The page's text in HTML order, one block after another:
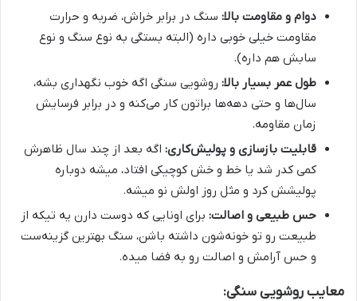
دوام و مقاومت بالا: سنگ در برابر خراش، ضربه و حرارت
مقاومت خیلی خوبی داره (البته بستگی به نوع سنگ و نوع
سابش هم داره).
طول عمر بسیار بالا: روشویی سنگی اگه خوب نگهداری بشه،
سال‌ها و حتی دهه‌ها براتون کار می‌کنه و در برابر فرسایش
زمان مقاومه.
قابلیت بازسازی و پولیش‌کاری: اگه بعد از چند سال ظاهرش
کمی کدر شد یا خط و خش کوچیکی افتاد، میشه دوباره
پولیشش کرد و مثل روز اولش نو میشه.
حس طبیعی و اصالت: برای اونایی که دوست دارن یه تیکه از
طبیعت رو تو خونه‌شون داشته باشن، سنگ بهترین گزینه‌ست
و حس آرامش و اصالت رو به فضا میده.
معایب روشویی سنگی: